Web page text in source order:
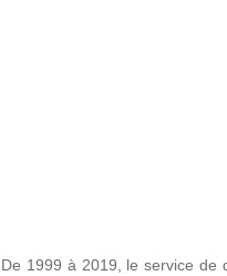
De 1999 à 2019, le service de